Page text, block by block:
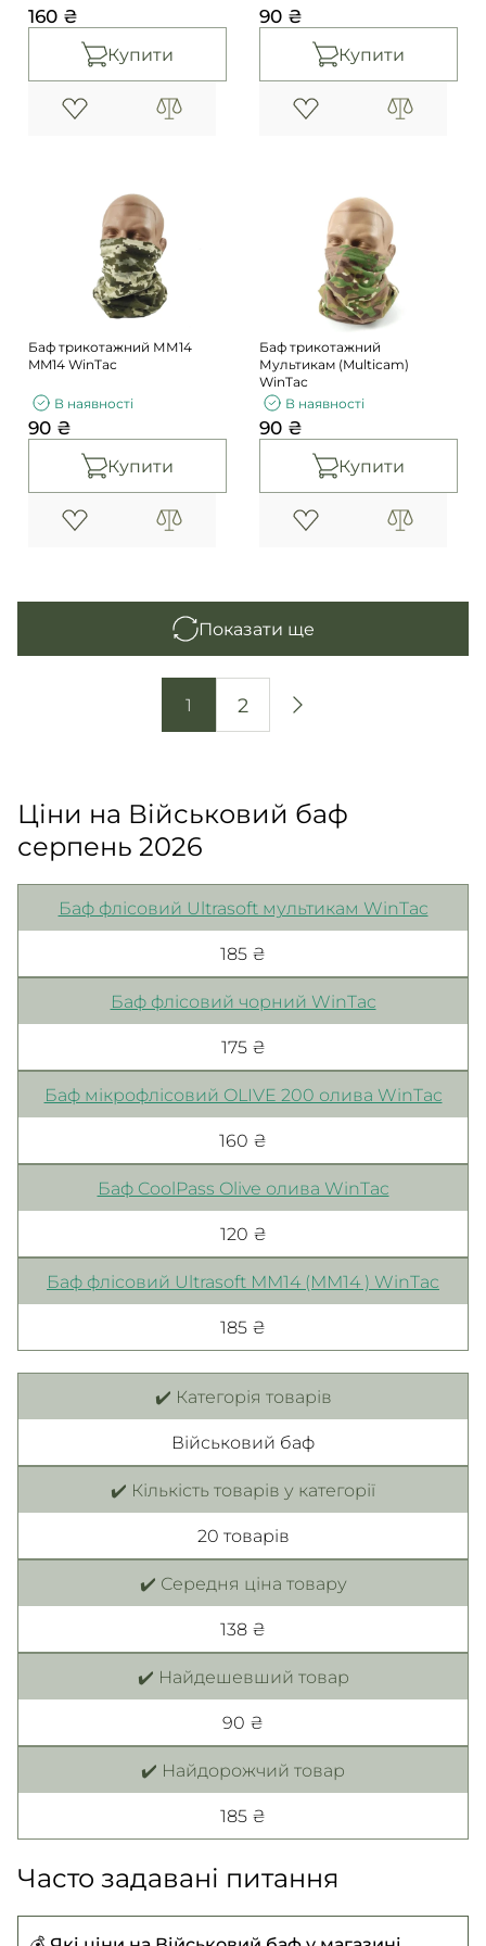
160 ₴
Купити
90 ₴
Купити
Баф трикотажний ММ14
MM14 WinTac
В наявності
90 ₴
Купити
Баф трикотажний
Мультикам (Multicam)
WinTac
В наявності
90 ₴
Купити
Показати ще
1 2
Ціни на Військовий баф
серпень 2026
Баф флісовий Ultrasoft мультикам WinTac
185 ₴
Баф флісовий чорний WinTac
175 ₴
Баф мікрофлісовий OLIVE 200 олива WinTac
160 ₴
Баф CoolPass Olive олива WinTac
120 ₴
Баф флісовий Ultrasoft ММ14 (ММ14 ) WinTac
185 ₴
✔️ Категорія товарів
Військовий баф
✔️ Кількість товарів у категорії
20 товарiв
✔️ Середня ціна товару
138 ₴
✔️ Найдешевший товар
90 ₴
✔️ Найдорожчий товар
185 ₴
Часто задавані питання